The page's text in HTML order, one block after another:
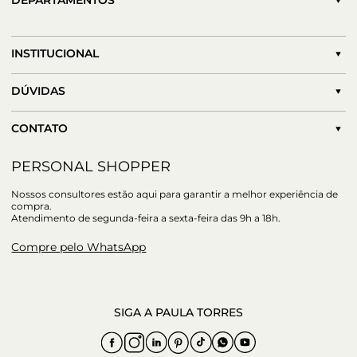
INSTITUCIONAL
DÚVIDAS
CONTATO
PERSONAL SHOPPER
Nossos consultores estão aqui para garantir a melhor experiência de
compra.
Atendimento de segunda-feira a sexta-feira das 9h a 18h.
Compre pelo WhatsApp